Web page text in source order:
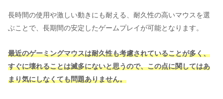
長時間の使用や激しい動きにも耐える、耐久性の高いマウスを選
ぶことで、長期間の安定したゲームプレイが可能となります。
最近のゲーミングマウスは耐久性も考慮されていることが多く、
すぐに壊れることは滅多にないと思うので、この点に関してはあ
まり気にしなくても問題ありません。